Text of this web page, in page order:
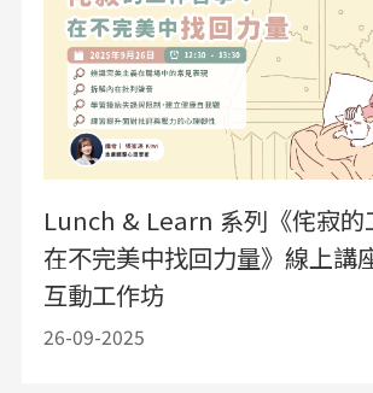
Lunch & Learn 系列《侘寂的
在不完美中找回力量》線上講
互動工作坊
26-09-2025